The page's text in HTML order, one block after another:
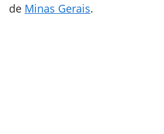
de Minas Gerais.